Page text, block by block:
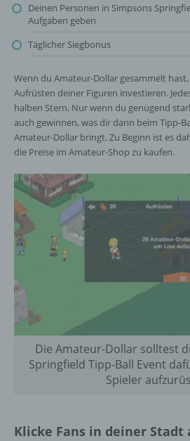
Deinen Personen in Simpsons
Aufgaben geben
Täglicher Siegbonus
Wenn du Amateur-Dollar gesammelt
Aufrüsten deiner Figuren investieren.
halben Stern. Nur wenn du genügend
auch gewinnen, was dir dann beim Tipp-
Amateur-Dollar bringt. Zu Beginn ist es
die Preise im Amateur-Shop zu kaufen.
Die Amateur-Dollar solltest
Springfield Tipp-Ball Event
Spieler
Klicke Fans in deiner Stadt